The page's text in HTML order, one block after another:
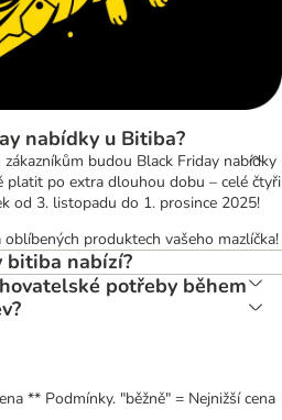
nabídky u Bitiba?
budou Black Friday nabídky
platit po extra dlouhou dobu – celé čtyři
od 3. listopadu do 1. prosince 2025!
produktech vašeho mazlíčka!
bitiba nabízí?
potřeby během
** Podmínky. "běžně" = Nejnižší cena